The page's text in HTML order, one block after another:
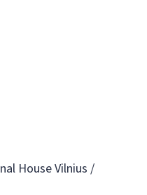
House Vilnius /